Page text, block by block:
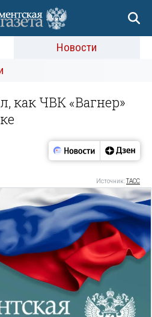
Новости
как ЧВК «Вагнер»
Источник:ТАСС